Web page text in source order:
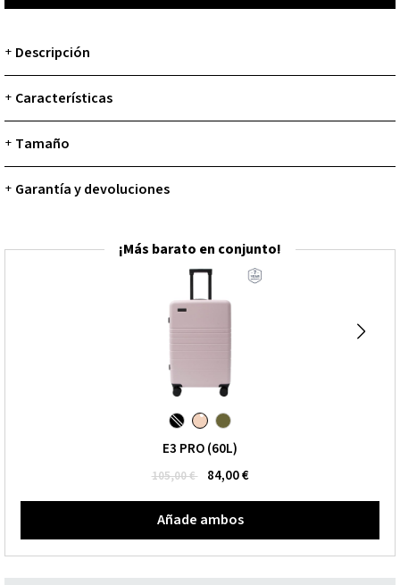
+ Descripción
+ Características
+ Tamaño
+ Garantía y devoluciones
¡Más barato en conjunto!
E3 PRO (60L)
105,00 € 84,00 €
Añade ambos